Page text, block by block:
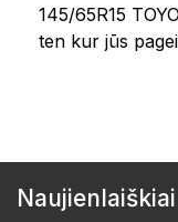
145/65R15
ten kur jūs
Naujienlaiškiai